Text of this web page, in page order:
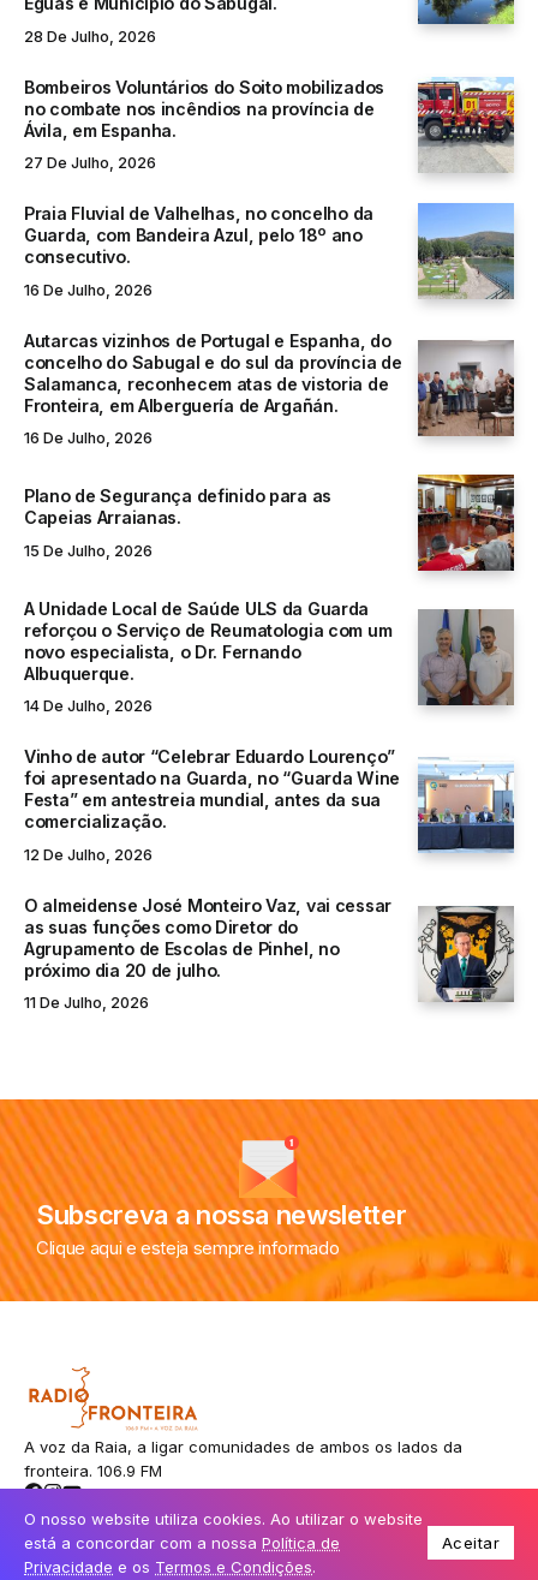
28 De Julho, 2026
Bombeiros Voluntários do Soito mobilizados
no combate nos incêndios na província de
Ávila, em Espanha.
27 De Julho, 2026
Praia Fluvial de Valhelhas, no concelho da
Guarda, com Bandeira Azul, pelo 18º ano
consecutivo.
16 De Julho, 2026
Autarcas vizinhos de Portugal e Espanha, do
concelho do Sabugal e do sul da província de
Salamanca, reconhecem atas de vistoria de
Fronteira, em Alberguería de Argañán.
16 De Julho, 2026
Plano de Segurança definido para as
Capeias Arraianas.
15 De Julho, 2026
A Unidade Local de Saúde ULS da Guarda
reforçou o Serviço de Reumatologia com um
novo especialista, o Dr. Fernando
Albuquerque.
14 De Julho, 2026
Vinho de autor “Celebrar Eduardo Lourenço”
foi apresentado na Guarda, no “Guarda Wine
Festa” em antestreia mundial, antes da sua
comercialização.
12 De Julho, 2026
O almeidense José Monteiro Vaz, vai cessar
as suas funções como Diretor do
Agrupamento de Escolas de Pinhel, no
próximo dia 20 de julho.
11 De Julho, 2026
Subscreva a nossa newsletter
Clique aqui e esteja sempre informado
A voz da Raia, a ligar comunidades de ambos os lados da
fronteira. 106.9 FM
© Todos os direitos reservados.
O nosso website utiliza cookies. Ao utilizar o website
está a concordar com a nossa Política de
Privacidade e os Termos e Condições.
Aceitar